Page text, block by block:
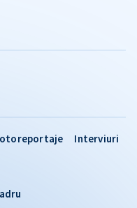
Interviuri